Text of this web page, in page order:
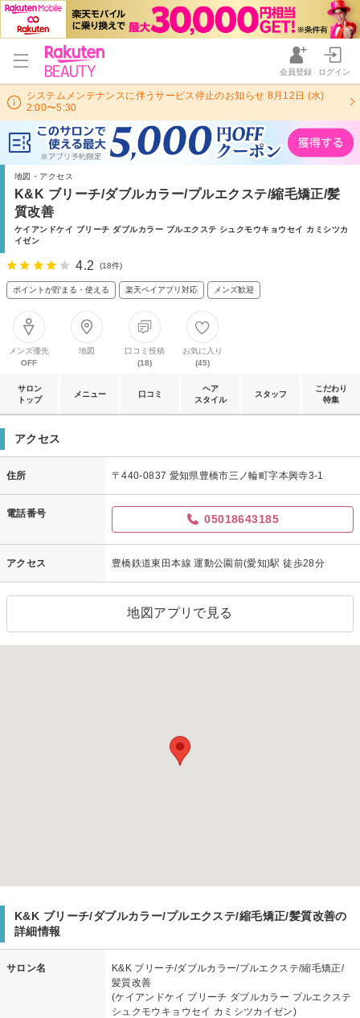
会員登録 ログイン
システムメンテナンスに伴うサービス停止のお知らせ 8月12日 (水)
2:00〜5:30
地図・アクセス
K&K ブリーチ/ダブルカラー/プルエクステ/縮毛矯正/髪
質改善
ケイアンドケイ ブリーチ ダブルカラー プルエクステ シュクモウキョウセイ カミシツカ
イゼン
4.2 (18件)
ポイントが貯まる・使える 楽天ペイアプリ対応 メンズ歓迎
メンズ優先
OFF
地図
口コミ投稿
(18)
お気に入り
(45)
サロン
トップ
メニュー 口コミ
ヘア
スタイル
スタッフ
こだわり
特集
アクセス
住所 〒440-0837 愛知県豊橋市三ノ輪町字本興寺3-1
電話番号 05018643185
アクセス 豊橋鉄道東田本線 運動公園前(愛知)駅 徒歩28分
地図アプリで見る
K&K ブリーチ/ダブルカラー/プルエクステ/縮毛矯正/髪質改善の
詳細情報
サロン名
K&K ブリーチ/ダブルカラー/プルエクステ/縮毛矯正/
髪質改善
(ケイアンドケイ ブリーチ ダブルカラー プルエクステ
シュクモウキョウセイ カミシツカイゼン)